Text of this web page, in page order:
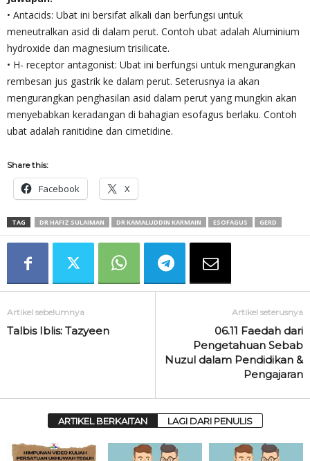
• Antacids: Ubat ini bersifat alkali dan berfungsi untuk
meneutralkan asid di dalam perut. Contoh ubat adalah Aluminium
hydroxide dan magnesium trisilicate.
• H- receptor antagonist: Ubat ini berfungsi untuk mengurangkan
rembesan jus gastrik ke dalam perut. Seterusnya ia akan
mengurangkan penghasilan asid dalam perut yang mungkin akan
menyebabkan keradangan di bahagian esofagus berlaku. Contoh
ubat adalah ranitidine dan cimetidine.
Share this:
Facebook X
TAG DR HAFIZ SULAIMAN DR KAMALUDDIN KARMAIN ESOFAGUS GERD
Artikel sebelumnya
Talbis Iblis: Tazyeen
Artikel seterusnya
06.11 Faedah dari
Pengetahuan Sebab
Nuzul dalam Pendidikan &
Pengajaran
ARTIKEL BERKAITAN LAGI DARI PENULIS